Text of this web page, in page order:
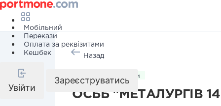
Мобільний
Перекази
Оплата за реквізитами
Кешбек
Увійти
Зареєструватись
Назад
Комунальні послуги
ОСББ "МЕТАЛУРГІВ